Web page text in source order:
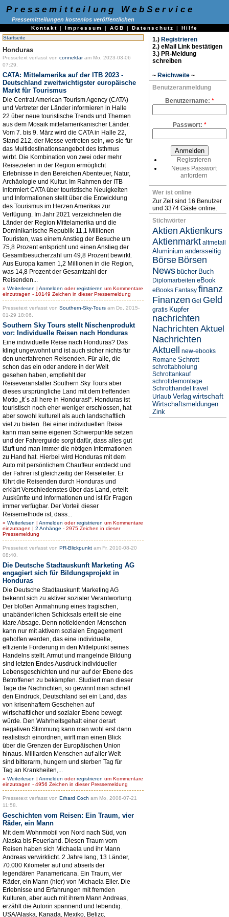
Pressemitteilung WebService
Pressemitteilungen kostenlos veröffentlichen
Kontakt | Impressum | AGB | Datenschutz | Hilfe
Startseite
Honduras
Pressetext verfasst von connektaram Mo, 2023-03-06
07:29.
CATA: Mittelamerika auf der ITB 2023 -
Deutschland zweitwichtigster europäische
Markt für Tourismus
Die Central American Tourism Agency (CATA)
und Vertreter der Länder informieren in Halle
22 über neue touristische Trends und Themen
aus dem Mosaik mittelamerikanischer Länder.
Vom 7. bis 9. März wird die CATA in Halle 22,
Stand 212, der Messe vertreten sein, wo sie für
das Multidestinationsangebot des Isthmus
wirbt. Die Kombination von zwei oder mehr
Reisezielen in der Region ermöglicht
Erlebnisse in den Bereichen Abenteuer, Natur,
Archäologie und Kultur. Im Rahmen der ITB
informiert CATA über touristische Neuigkeiten
und Informationen stellt über die Entwicklung
des Tourismus im Herzen Amerikas zur
Verfügung. Im Jahr 2021 verzeichneten die
Länder der Region Mittelamerika und die
Dominikanische Republik 11,1 Millionen
Touristen, was einem Anstieg der Besuche um
75,8 Prozent entspricht und einen Anstieg der
Gesamtbesucherzahl um 49,8 Prozent bewirkt.
Aus Europa kamen 1,2 Millionen in die Region,
was 14,8 Prozent der Gesamtzahl der
Reisenden...
» Weiterlesen | Anmelden oderregistrieren um Kommentare
einzutragen - 10149 Zeichen in dieser Pressemeldung
Pressetext verfasst von Southern-Sky-Tours am Do, 2015-
01-29 18:06.
Southern Sky Tours stellt Nischenprodukt
vor: Individuelle Reisen nach Honduras
Eine individuelle Reise nach Honduras? Das
klingt ungewohnt und ist auch sicher nichts für
den unerfahrenen Reisenden. Für alle, die
schon das ein oder andere in der Welt
gesehen haben, empfiehlt der
Reiseveranstalter Southern Sky Tours aber
dieses ursprüngliche Land mit dem treffenden
Motto „It´s all here in Honduras!“. Honduras ist
touristisch noch eher weniger erschlossen, hat
aber sowohl kulturell als auch landschaftlich
viel zu bieten. Bei einer individuellen Reise
kann man seine eigenen Schwerpunkte setzen
und der Fahrerguide sorgt dafür, dass alles gut
läuft und man immer die nötigen Informationen
zu Hand hat. Hierbei wird Honduras mit dem
Auto mit persönlichem Chauffeur entdeckt und
der Fahrer ist gleichzeitig der Reiseleiter. Er
führt die Reisenden durch Honduras und
erklärt Verschiedenstes über das Land, erteilt
Auskünfte und Informationen und ist für Fragen
immer verfügbar. Der Vorteil dieser
Reisemethode ist, dass...
» Weiterlesen | Anmelden oderregistrieren um Kommentare
einzutragen | 2 Anhänge - 2975 Zeichen in dieser
Pressemeldung
Pressetext verfasst von PR-Blickpunkt am Fr, 2010-08-20
08:40.
Die Deutsche Stadtauskunft Marketing AG
engagiert sich für Bildungsprojekt in
Honduras
Die Deutsche Stadtauskunft Marketing AG
bekennt sich zu aktiver sozialer Verantwortung.
Der bloßen Anmahnung eines tragischen,
unabänderlichen Schicksals erteilt sie eine
klare Absage. Denn notleidenden Menschen
kann nur mit aktivem sozialen Engagement
geholfen werden, das eine individuelle,
effiziente Förderung in den Mittelpunkt seines
Handelns stellt. Armut und mangelnde Bildung
sind letzten Endes Ausdruck individueller
Lebensgeschichten und nur auf der Ebene des
Betroffenen zu bekämpfen. Studiert man dieser
Tage die Nachrichten, so gewinnt man schnell
den Eindruck, Deutschland sei ein Land, das
von krisenhaftem Geschehen auf
wirtschaftlicher und sozialer Ebene bewegt
würde. Den Wahrheitsgehalt einer derart
negativen Stimmung kann man wohl erst dann
realistisch einordnen, wirft man einen Blick
über die Grenzen der Europäischen Union
hinaus. Milliarden Menschen auf aller Welt
sind bitterarm, hungern und sterben Tag für
Tag an Krankheiten,...
» Weiterlesen | Anmelden oderregistrieren um Kommentare
einzutragen - 4956 Zeichen in dieser Pressemeldung
Pressetext verfasst von Erhard Coch am Mo, 2008-07-21
11:58.
Geschichten vom Reisen: Ein Traum, vier
Räder, ein Mann
Mit dem Wohnmobil von Nord nach Süd, von
Alaska bis Feuerland. Diesen Traum vom
Reisen haben sich Michaela und ihr Mann
Andreas verwirklicht. 2 Jahre lang, 13 Länder,
70.000 Kilometer auf und abseits der
legendären Panamericana. Ein Traum, vier
Räder, ein Mann (hier) von Michaela Eller. Die
Erlebnisse und Erfahrungen mit fremden
Kulturen, aber auch mit ihrem Mann Andreas,
erzählt die Autorin spannend und lebendig.
USA/Alaska, Kanada, Mexiko, Belizc,
1.) Registrieren
2.) eMail Link bestätigen
3.) PR-Meldung
schreiben
~ Reichweite ~
Benutzeranmeldung
Benutzername: *
Passwort: *
Registrieren
Neues Passwort
anfordern
Wer ist online
Zur Zeit sind 16 Benutzer
und 3374 Gäste online.
Stichwörter
Aktien Aktienkurs
Aktienmarkt altmetall
Aluminium andersseitig
Börse Börsen
News bücher Buch
Diplomarbeiten eBook
eBooks Fantasy finanz
Finanzen Gel Geld
gratis Kupfer
nachrichten
Nachrichten Aktuel
Nachrichten
Aktuell
new-ebooks
Romane Schrott
schrottabholung
Schrottankauf
schrottdemontage
Schrotthandel travel
Urlaub Verlag wirtschaft
Wirtschaftsmeldungen
Zink